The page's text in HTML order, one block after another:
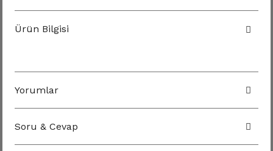
Ürün Bilgisi
Yorumlar
Soru & Cevap